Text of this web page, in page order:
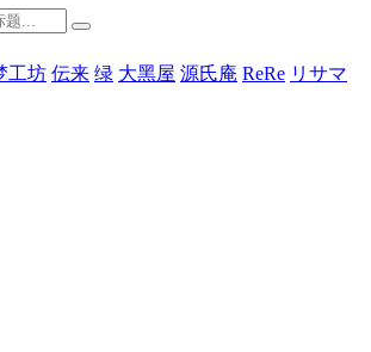
工坊 伝来 绿 大黑屋 源氏庵 ReRe リサマ